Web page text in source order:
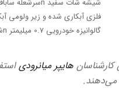
گالوانیزه خودرویی 0.7 میلیمتر nشیشه سکوریت 8 میلیمتر nگرید انرژی An
کارشناسان هایپر میانرودی
می‌دهند.